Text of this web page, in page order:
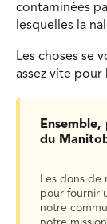
contaminées
lesquelles la
Les choses se
assez vite pour
du
Les dons de
pour fournir
notre